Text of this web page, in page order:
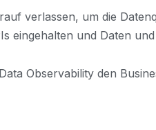
verlassen, um die
eingehalten und Daten
Observability den